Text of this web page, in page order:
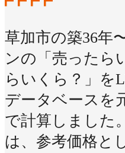
草加市の築36年
ンの「売ったら
らいくら？」を
データベースを
で計算しました
は、参考価格と